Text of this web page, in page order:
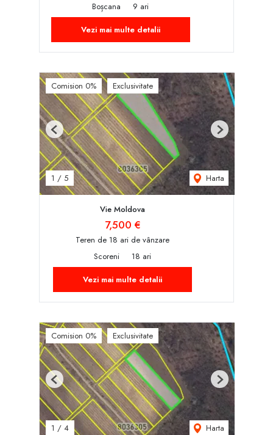
Boșcana
9 ari
Vezi mai multe detalii
Comision 0% Exclusivitate
1 / 5 Harta
Previous Next
Vie Moldova
7,500 €
Teren de 18 ari de vânzare
Scoreni
18 ari
Vezi mai multe detalii
Comision 0% Exclusivitate
1 / 4 Harta
Previous Next